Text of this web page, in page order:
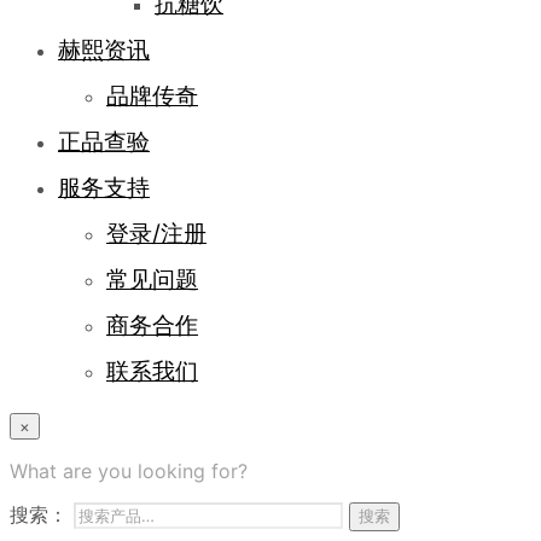
赫熙资讯
品牌传奇
正品查验
服务支持
登录/注册
常见问题
商务合作
联系我们
×
What are you looking for?
搜索：
搜索